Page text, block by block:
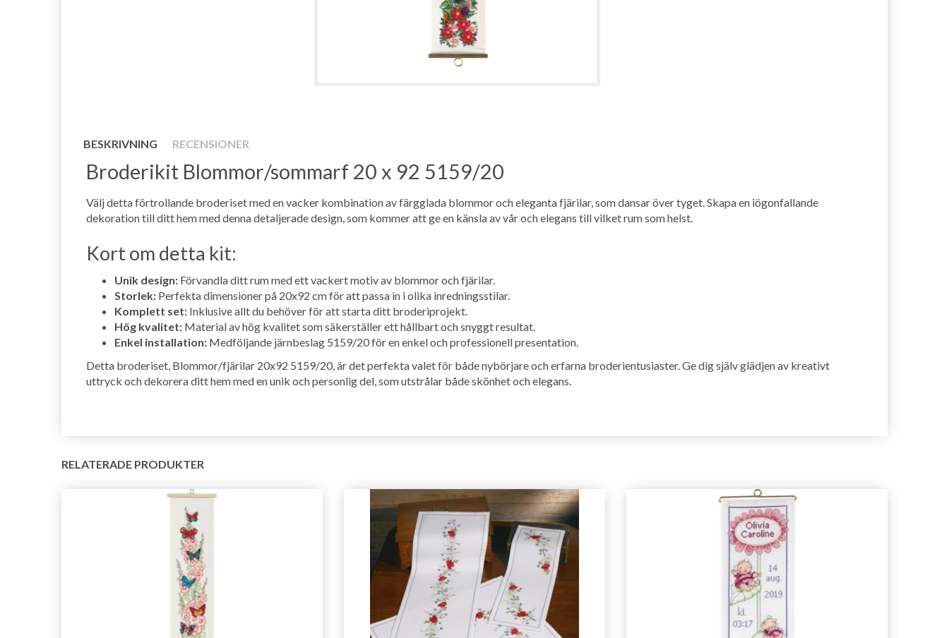
BESKRIVNING RECENSIONER
Broderikit Blommor/sommarf 20 x 92 5159/20
Välj detta förtrollande broderiset med en vacker kombination av färgglada blommor och eleganta fjärilar, som dansar över tyget. Skapa en iögonfallande
dekoration till ditt hem med denna detaljerade design, som kommer att ge en känsla av vår och elegans till vilket rum som helst.
Kort om detta kit:
Unik design: Förvandla ditt rum med ett vackert motiv av blommor och fjärilar.
Storlek: Perfekta dimensioner på 20x92 cm för att passa in i olika inredningsstilar.
Komplett set: Inklusive allt du behöver för att starta ditt broderiprojekt.
Hög kvalitet: Material av hög kvalitet som säkerställer ett hållbart och snyggt resultat.
Enkel installation: Medföljande järnbeslag 5159/20 för en enkel och professionell presentation.
Detta broderiset, Blommor/fjärilar 20x92 5159/20, är det perfekta valet för både nybörjare och erfarna broderientusiaster. Ge dig själv glädjen av kreativt
uttryck och dekorera ditt hem med en unik och personlig del, som utstrålar både skönhet och elegans.
RELATERADE PRODUKTER